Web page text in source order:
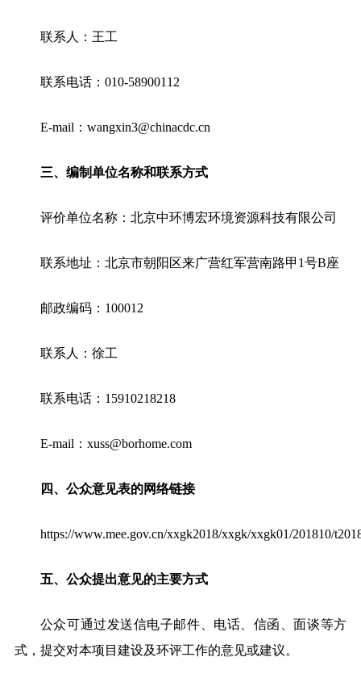
联系人：王工
联系电话： 010-58900112
E-mail ： wangxin3@chinacdc.cn
三、 编制单位名称和联系方式
评价单位名称：北京中环博宏环境资源科技有限公司
联系地址： 北京市朝阳区来广营红军营南路甲 1号B座
邮政编码： 100012
联系人： 徐工
联系电话： 15910218218
E-mail ： xuss@borhome.com
四、公众意见表的网络链接
https://www.mee.gov.cn/xxgk2018/xxgk/xxgk01/201810/
五、公众提出意见的主要方式
公众可通过发送信电子邮件 、电话、 信函、面谈等方
式， 提交对本项目 建设及环评工作的意见或建议。